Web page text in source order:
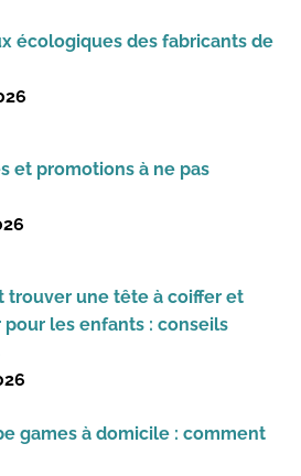
écologiques des fabricants de
et promotions à ne pas
trouver une tête à coiffer et
les enfants : conseils
games à domicile : comment